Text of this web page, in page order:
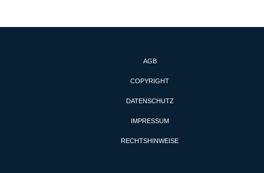
AGB
COPYRIGHT
DATENSCHUTZ
IMPRESSUM
RECHTSHINWEISE